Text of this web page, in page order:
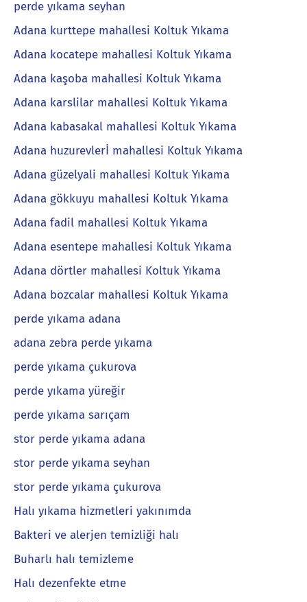
perde yıkama seyhan
Adana kurttepe mahallesi Koltuk Yıkama
Adana kocatepe mahallesi Koltuk Yıkama
Adana kaşoba mahallesi Koltuk Yıkama
Adana karslilar mahallesi Koltuk Yıkama
Adana kabasakal mahallesi Koltuk Yıkama
Adana huzurevlerİ mahallesi Koltuk Yıkama
Adana güzelyali mahallesi Koltuk Yıkama
Adana gökkuyu mahallesi Koltuk Yıkama
Adana fadil mahallesi Koltuk Yıkama
Adana esentepe mahallesi Koltuk Yıkama
Adana dörtler mahallesi Koltuk Yıkama
Adana bozcalar mahallesi Koltuk Yıkama
perde yıkama adana
adana zebra perde yıkama
perde yıkama çukurova
perde yıkama yüreğir
perde yıkama sarıçam
stor perde yıkama adana
stor perde yıkama seyhan
stor perde yıkama çukurova
Halı yıkama hizmetleri yakınımda
Bakteri ve alerjen temizliği halı
Buharlı halı temizleme
Halı dezenfekte etme